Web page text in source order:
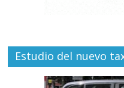
Estudio del nuevo